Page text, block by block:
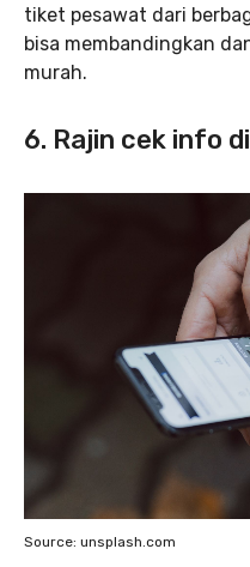
tiket pesawat dari
bisa membandingkan
murah.
6. Rajin cek info
Source: unsplash.com